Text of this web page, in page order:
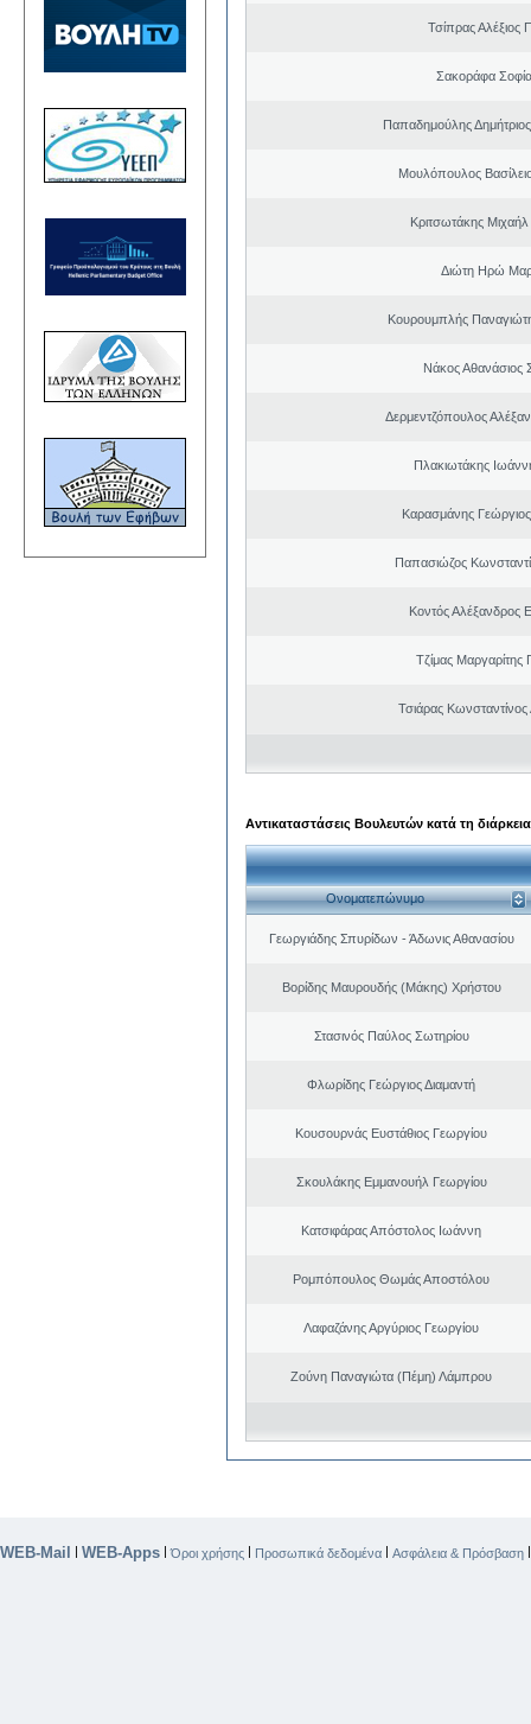
Τσίπρας Αλέξιος
Σακοράφα
Παπαδημούλης
Μουλόπουλος
Κριτσωτάκης
Διώτη Ηρώ
Κουρουμπλής
Νάκος Αθανάσιος
Δερμεντζόπουλος
Πλακιωτάκης
Καρασμάνης
Παπασιώζος
Κοντός Αλέξανδρος
Τζίμας Μαργαρίτης
Τσιάρας
Αντικαταστάσεις Βουλευτών κατά τη
Ονοματεπώνυμο
Γεωργιάδης Σπυρίδων - Άδωνις Αθανασίου
Βορίδης Μαυρουδής (Μάκης) Χρήστου
Στασινός Παύλος Σωτηρίου
Φλωρίδης Γεώργιος Διαμαντή
Κουσουρνάς Ευστάθιος Γεωργίου
Σκουλάκης Εμμανουήλ Γεωργίου
Κατσιφάρας Απόστολος Ιωάννη
Ρομπόπουλος Θωμάς Αποστόλου
Λαφαζάνης Αργύριος Γεωργίου
Ζούνη Παναγιώτα (Πέμη) Λάμπρου
WEB-Mail | WEB-Apps |Όροι χρήσης | Προσωπικά δεδομένα | Ασφάλεια & Πρόσβαση